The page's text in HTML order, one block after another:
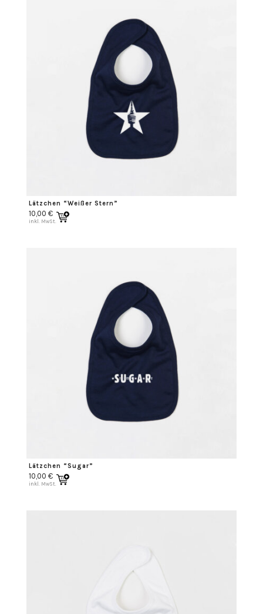
Lätzchen “Weißer Stern”
10,00 €
inkl. MwSt.
Lätzchen “Sugar”
10,00 €
inkl. MwSt.